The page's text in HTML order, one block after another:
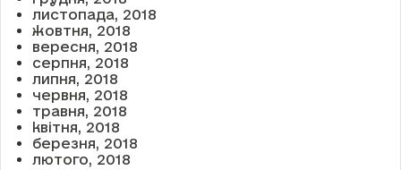
листопада, 2018
жовтня, 2018
вересня, 2018
серпня, 2018
липня, 2018
червня, 2018
травня, 2018
квітня, 2018
березня, 2018
лютого, 2018